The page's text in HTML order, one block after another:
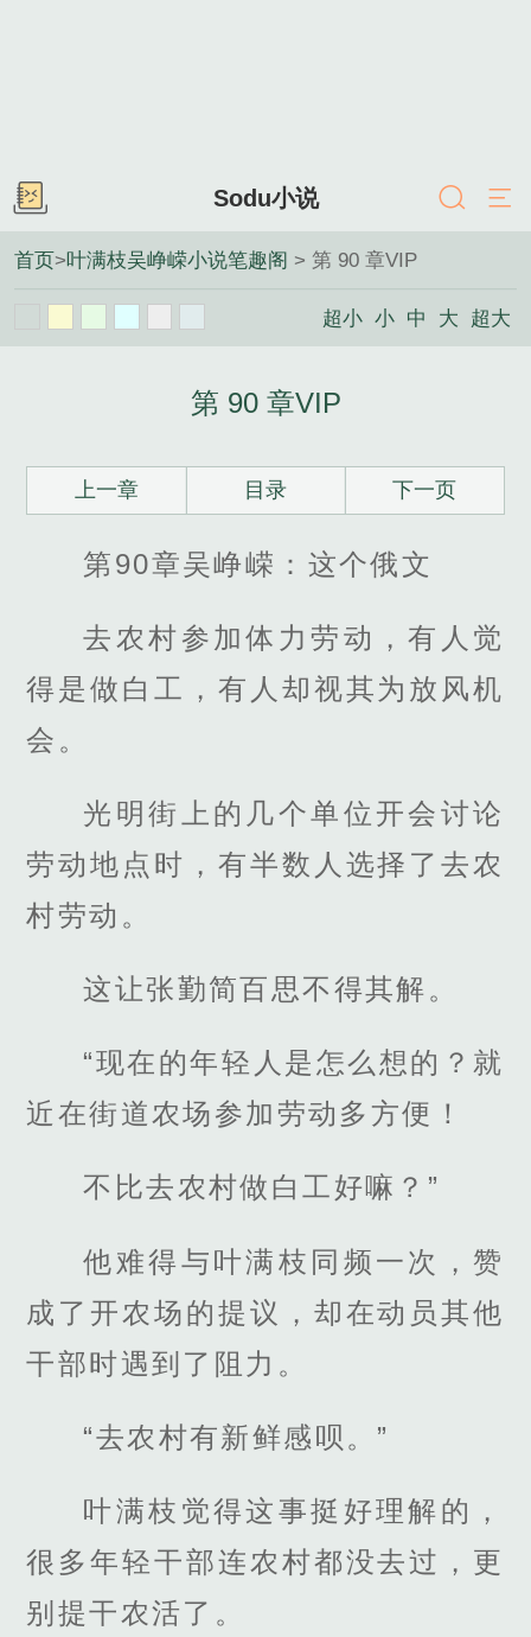
Sodu小说
首页>叶满枝吴峥嵘小说笔趣阁 > 第 90 章VIP
超小 小 中 大 超大
第 90 章VIP
上一章 目录 下一页
第90章吴峥嵘：这个俄文
去农村参加体力劳动，有人觉
得是做白工，有人却视其为放风机
会。
光明街上的几个单位开会讨论
劳动地点时，有半数人选择了去农
村劳动。
这让张勤简百思不得其解。
“现在的年轻人是怎么想的？就
近在街道农场参加劳动多方便！
不比去农村做白工好嘛？”
他难得与叶满枝同频一次，赞
成了开农场的提议，却在动员其他
干部时遇到了阻力。
“去农村有新鲜感呗。”
叶满枝觉得这事挺好理解的，
很多年轻干部连农村都没去过，更
别提干农活了。